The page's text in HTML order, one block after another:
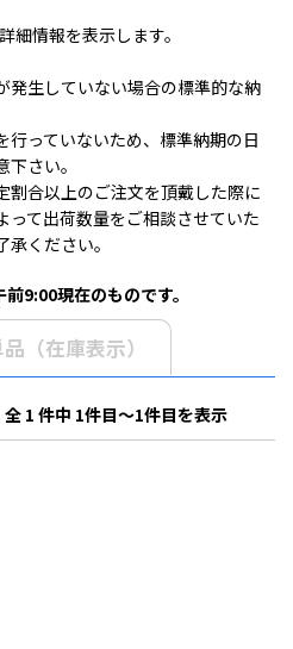
情報を表示します。
生していない場合の標準的な納
っていないため、標準納期の日
さい。
合以上のご注文を頂戴した際に
って出荷数量をご相談させていた
ください。
9:00現在のものです。
（在庫表示）
全 1 件中 1件目～1件目を表示